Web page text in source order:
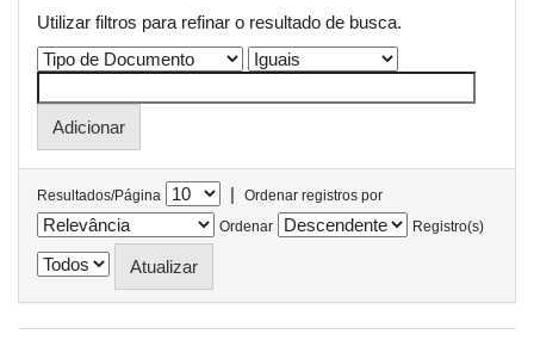
Utilizar filtros para refinar o resultado de busca.
Resultados/Página |
Ordenar registros por
Ordenar
Registro(s)